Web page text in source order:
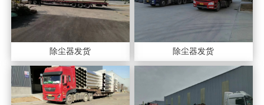
除尘器发货 除尘器发货